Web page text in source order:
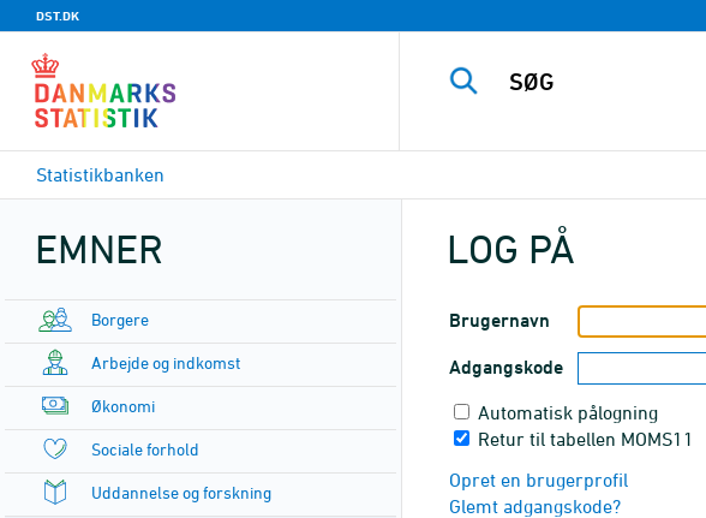
DST.DK
Statistikbanken
EMNER
Borgere
Arbejde og indkomst
Økonomi
Sociale forhold
Uddannelse og forskning
LOG PÅ
Brugernavn
Adgangskode
Automatisk pålogning
Retur til tabellen MOMS11
Opret en brugerprofil
Glemt adgangskode?